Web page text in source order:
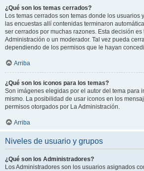
¿Qué son los temas cerrados?
Los temas cerrados son temas donde los usuarios
las encuestas allí contenidas terminaron
ser cerrados por muchas razones. Esta decisión es
Administración o un moderador. Tal vez pueda
dependiendo de los permisos que le hayan
Arriba
¿Qué son los iconos para los temas?
Son imágenes elegidas por el autor del tema para
mismo. La posibilidad de usar iconos en los
permisos otorgados por La Administración.
Arriba
Niveles de usuario y grupos
¿Qué son los Administradores?
Los Administradores son los usuarios asignados